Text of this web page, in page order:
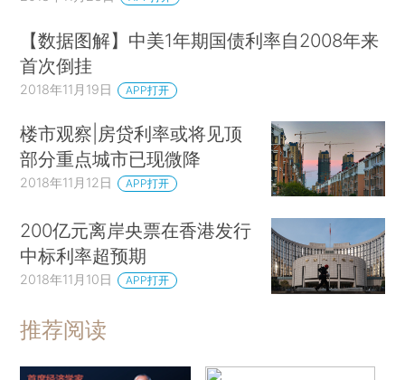
【数据图解】中美1年期国债利率自2008年来
首次倒挂
2018年11月19日 APP打开
楼市观察|房贷利率或将见顶
部分重点城市已现微降
2018年11月12日 APP打开
200亿元离岸央票在香港发行
中标利率超预期
2018年11月10日 APP打开
推荐阅读